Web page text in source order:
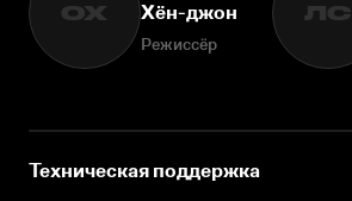
ОХ
Хён-джон
Режиссёр
ЛС
Техническая поддержка